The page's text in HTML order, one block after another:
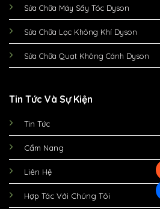
Sửa Chữa Máy Sấy Tóc Dyson
Sửa Chữa Lọc Không Khí Dyson
Sửa Chữa Quạt Không Cánh Dyson
Tin Tức Và Sự Kiện
Tin Tức
Cẩm Nang
Liên Hệ
Hợp Tác Với Chúng Tôi